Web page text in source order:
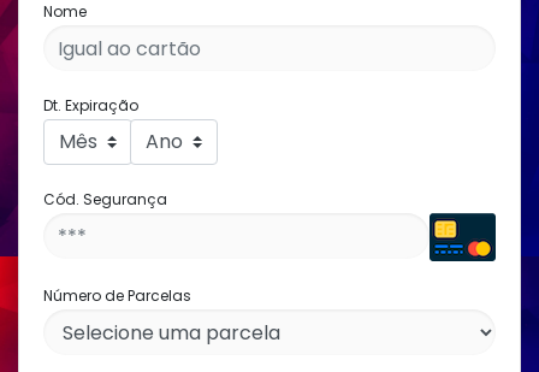
Nome
Dt. Expiração
Cód. Segurança
Número de Parcelas